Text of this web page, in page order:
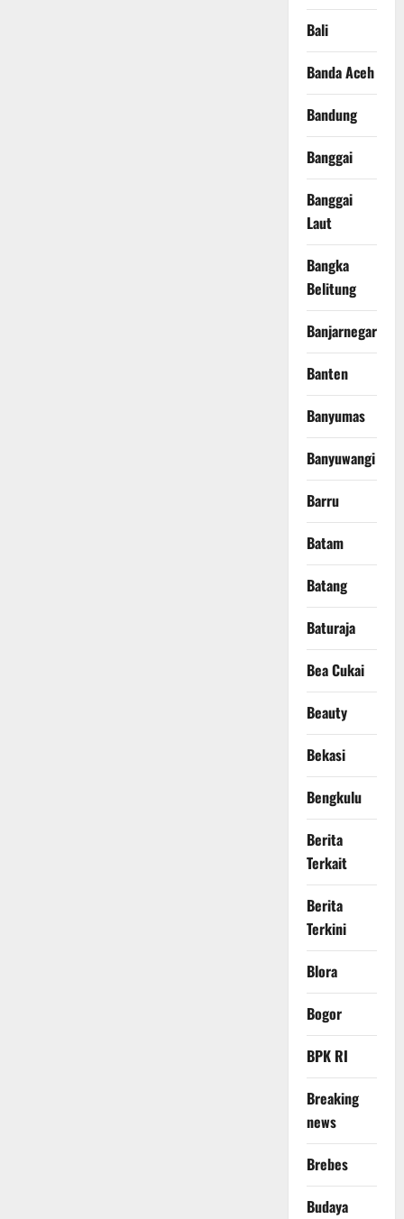
Bali
Banda Aceh
Bandung
Banggai
Banggai
Laut
Bangka
Belitung
Banjarnegara
Banten
Banyumas
Banyuwangi
Barru
Batam
Batang
Baturaja
Bea Cukai
Beauty
Bekasi
Bengkulu
Berita
Terkait
Berita
Terkini
Blora
Bogor
BPK RI
Breaking
news
Brebes
Budaya